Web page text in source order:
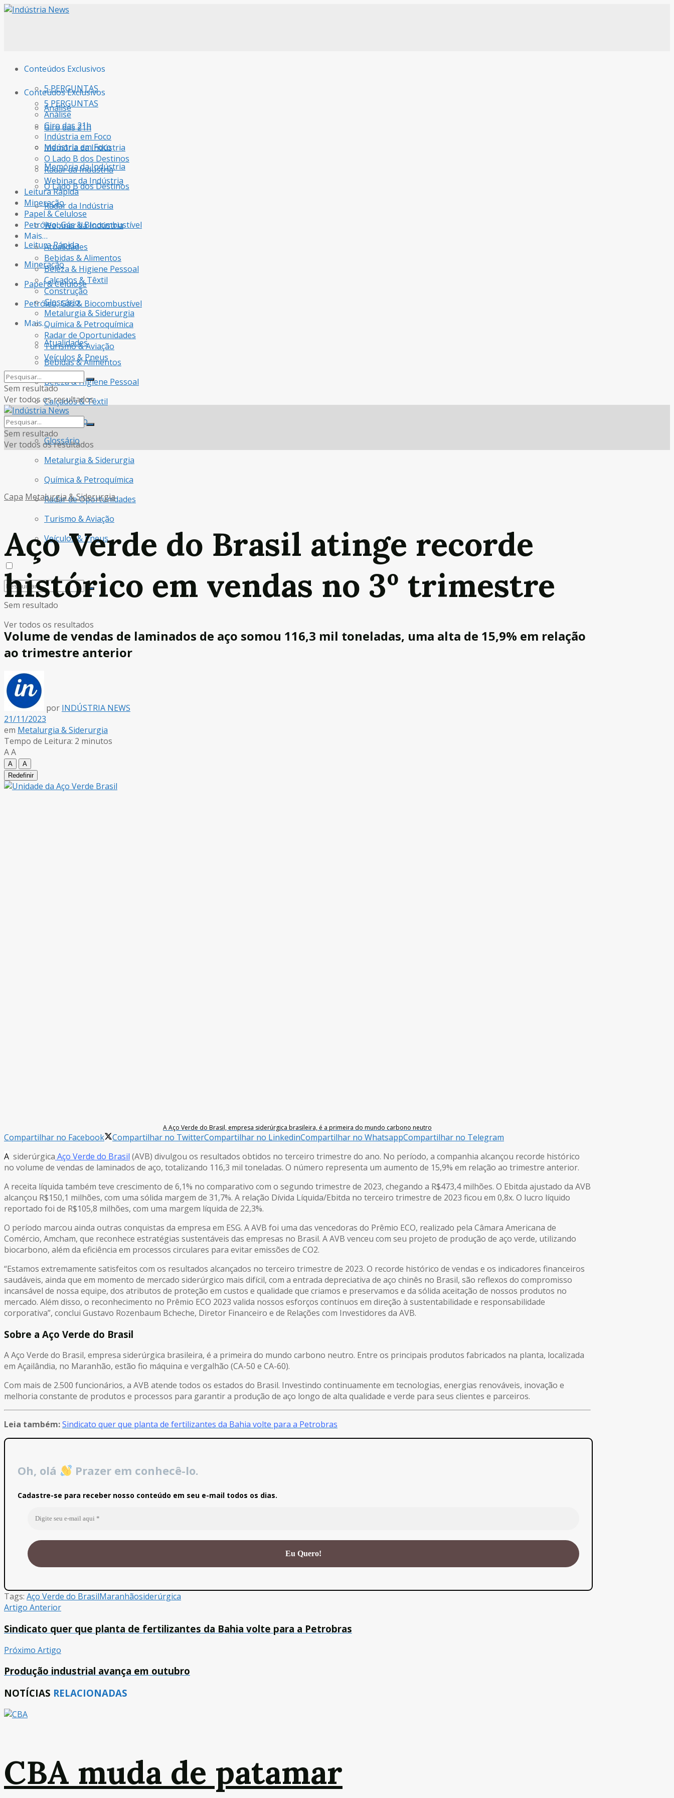
Conteúdos Exclusivos
5 PERGUNTAS
Análise
Giro das 21h
Indústria em Foco
Memória da Indústria
O Lado B dos Destinos
Radar da Indústria
Webinar da Indústria
Leitura Rápida
Mineração
Papel & Celulose
Petróleo, Gás & Biocombustível
Mais…
Atualidades
Bebidas & Alimentos
Beleza & Higiene Pessoal
Calçados & Têxtil
Construção
Glossário
Metalurgia & Siderurgia
Química & Petroquímica
Radar de Oportunidades
Turismo & Aviação
Veículos & Pneus
Sem resultado
Ver todos os resultados
Conteúdos Exclusivos
5 PERGUNTAS
Análise
Giro das 21h
Indústria em Foco
Memória da Indústria
O Lado B dos Destinos
Radar da Indústria
Webinar da Indústria
Leitura Rápida
Mineração
Papel & Celulose
Petróleo, Gás & Biocombustível
Mais…
Atualidades
Bebidas & Alimentos
Beleza & Higiene Pessoal
Calçados & Têxtil
Construção
Glossário
Metalurgia & Siderurgia
Química & Petroquímica
Radar de Oportunidades
Turismo & Aviação
Veículos & Pneus
Sem resultado
Ver todos os resultados
Sem resultado
Ver todos os resultados
Capa Metalurgia & Siderurgia
Aço Verde do Brasil atinge recorde
histórico em vendas no 3º trimestre
Volume de vendas de laminados de aço somou 116,3 mil toneladas, uma alta de 15,9% em relação
ao trimestre anterior
por INDÚSTRIA NEWS
21/11/2023
em Metalurgia & Siderurgia
Tempo de Leitura: 2 minutos
AA
A
A
Redefinir
A Aço Verde do Brasil, empresa siderúrgica brasileira, é a primeira do mundo carbono neutro
Compartilhar no Facebook Compartilhar no TwitterCompartilhar no LinkedinCompartilhar no WhatsappCompartilhar no Telegram
A siderúrgica Aço Verde do Brasil (AVB) divulgou os resultados obtidos no terceiro trimestre do ano. No período, a companhia alcançou recorde histórico
no volume de vendas de laminados de aço, totalizando 116,3 mil toneladas. O número representa um aumento de 15,9% em relação ao trimestre anterior.
A receita líquida também teve crescimento de 6,1% no comparativo com o segundo trimestre de 2023, chegando a R$473,4 milhões. O Ebitda ajustado da AVB
alcançou R$150,1 milhões, com uma sólida margem de 31,7%. A relação Dívida Líquida/Ebitda no terceiro trimestre de 2023 ficou em 0,8x. O lucro líquido
reportado foi de R$105,8 milhões, com uma margem líquida de 22,3%.
O período marcou ainda outras conquistas da empresa em ESG. A AVB foi uma das vencedoras do Prêmio ECO, realizado pela Câmara Americana de
Comércio, Amcham, que reconhece estratégias sustentáveis das empresas no Brasil. A AVB venceu com seu projeto de produção de aço verde, utilizando
biocarbono, além da eficiência em processos circulares para evitar emissões de CO2.
“Estamos extremamente satisfeitos com os resultados alcançados no terceiro trimestre de 2023. O recorde histórico de vendas e os indicadores financeiros
saudáveis, ainda que em momento de mercado siderúrgico mais difícil, com a entrada depreciativa de aço chinês no Brasil, são reflexos do compromisso
incansável de nossa equipe, dos atributos de proteção em custos e qualidade que criamos e preservamos e da sólida aceitação de nossos produtos no
mercado. Além disso, o reconhecimento no Prêmio ECO 2023 valida nossos esforços contínuos em direção à sustentabilidade e responsabilidade
corporativa”, conclui Gustavo Rozenbaum Bcheche, Diretor Financeiro e de Relações com Investidores da AVB.
Sobre a Aço Verde do Brasil
A Aço Verde do Brasil, empresa siderúrgica brasileira, é a primeira do mundo carbono neutro. Entre os principais produtos fabricados na planta, localizada
em Açailândia, no Maranhão, estão fio máquina e vergalhão (CA-50 e CA-60).
Com mais de 2.500 funcionários, a AVB atende todos os estados do Brasil. Investindo continuamente em tecnologias, energias renováveis, inovação e
melhoria constante de produtos e processos para garantir a produção de aço longo de alta qualidade e verde para seus clientes e parceiros.
Leia também:Sindicato quer que planta de fertilizantes da Bahia volte para a Petrobras
Oh, olá Prazer em conhecê-lo.
Cadastre-se para receber nosso conteúdo em seu e-mail todos os dias.
Tags: Aço Verde do BrasilMaranhãosiderúrgica
Artigo Anterior
Sindicato quer que planta de fertilizantes da Bahia volte para a Petrobras
Próximo Artigo
Produção industrial avança em outubro
NOTÍCIAS RELACIONADAS
CBA muda de patamar